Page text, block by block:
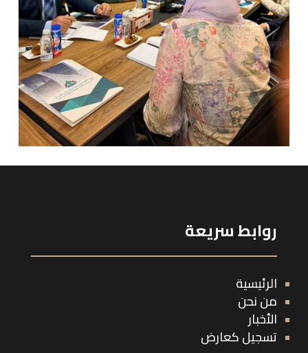
روابط سريعة
الرئيسية
من نحن
الأخبار
تسجيل كعارض